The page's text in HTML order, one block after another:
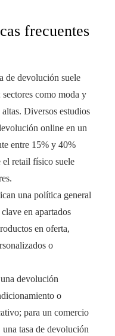
frecuentes
de devolución suele
como moda y
altas. Diversos estudios
online en un
entre 15% y 40%
el retail físico suele
una política general
en apartados
en oferta,
o
devolución
o
para un comercio
tasa de devolución